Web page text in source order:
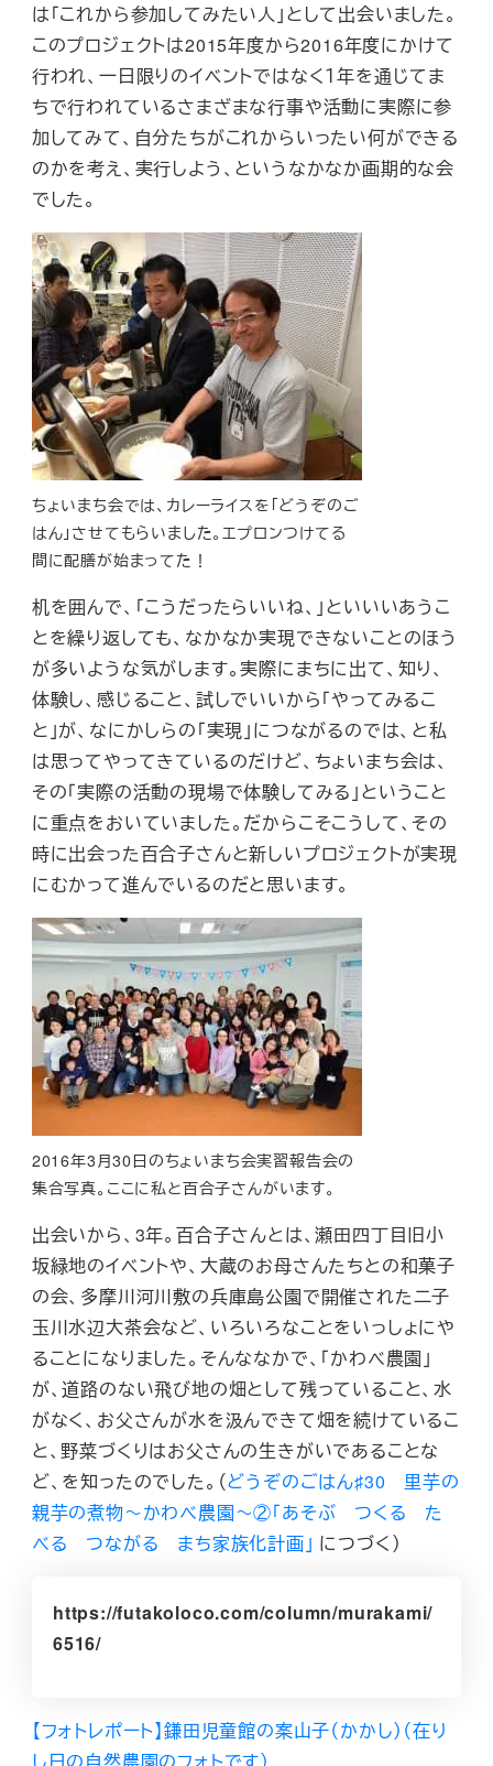
は「これから参加してみたい人」として出会いました。
このプロジェクトは2015年度から2016年度にかけて
行われ、一日限りのイベントではなく１年を通じてま
ちで行われているさまざまな行事や活動に実際に参
加してみて、自分たちがこれからいったい何ができる
のかを考え、実行しよう、というなかなか画期的な会
でした。
ちょいまち会では、カレーライスを「どうぞのご
はん」させてもらいました。エプロンつけてる
間に配膳が始まってた！
机を囲んで、「こうだったらいいね、」といいいあうこ
とを繰り返しても、なかなか実現できないことのほう
が多いような気がします。実際にまちに出て、知り、
体験し、感じること、試しでいいから「やってみるこ
と」が、なにかしらの「実現」につながるのでは、と私
は思ってやってきているのだけど、ちょいまち会は、
その「実際の活動の現場で体験してみる」ということ
に重点をおいていました。だからこそこうして、その
時に出会った百合子さんと新しいプロジェクトが実現
にむかって進んでいるのだと思います。
2016年3月30日のちょいまち会実習報告会の
集合写真。ここに私と百合子さんがいます。
出会いから、3年。百合子さんとは、瀬田四丁目旧小
坂緑地のイベントや、大蔵のお母さんたちとの和菓子
の会、多摩川河川敷の兵庫島公園で開催された二子
玉川水辺大茶会など、いろいろなことをいっしょにや
ることになりました。そんななかで、「かわべ農園」
が、道路のない飛び地の畑として残っていること、水
がなく、お父さんが水を汲んできて畑を続けているこ
と、野菜づくりはお父さんの生きがいであることな
ど、を知ったのでした。（どうぞのごはん♯30 里芋の
親芋の煮物～かわべ農園～②「あそぶ つくる た
べる つながる まち家族化計画」 につづく）
https://futakoloco.com/column/murakami/
6516/
【フォトレポート】鎌田児童館の案山子（かかし）（在り